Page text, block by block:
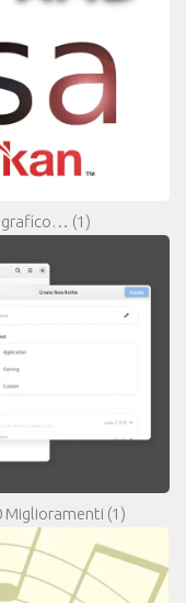
grafico… (1)
Miglioramenti (1)